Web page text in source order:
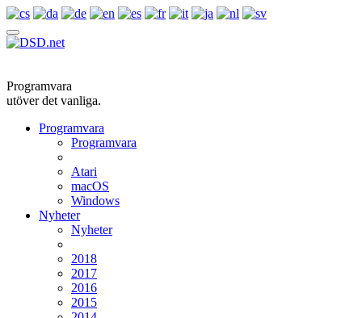
Programvara
utöver det vanliga.
Programvara
Programvara
Atari
macOS
Windows
Nyheter
Nyheter
2018
2017
2016
2015